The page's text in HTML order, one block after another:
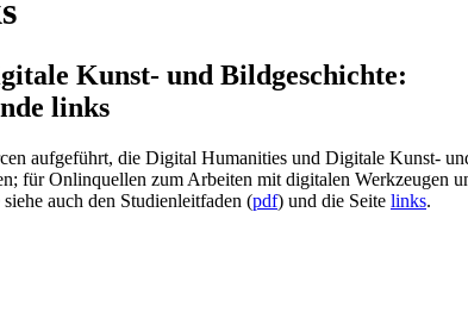
Kunst- und Bildgeschichte:
links
aufgeführt, die Digital Humanities und Digitale Kunst-
für Onlinquellen zum Arbeiten mit digitalen Werkzeugen
auch den Studienleitfaden (pdf) und die Seite links.